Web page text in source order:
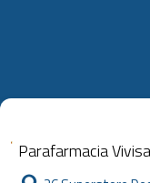
Parafarmacia